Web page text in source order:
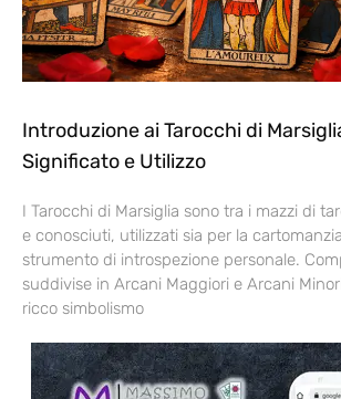
Introduzione ai Tarocchi di
Significato e Utilizzo
I Tarocchi di Marsiglia sono tra i mazzi di
e conosciuti, utilizzati sia per la
strumento di introspezione personale.
suddivise in Arcani Maggiori e Arcani
ricco simbolismo